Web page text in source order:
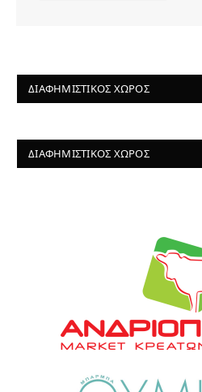
ΔΙΑΦΗΜΙΣΤΙΚΌΣ ΧΏΡΟΣ
ΔΙΑΦΗΜΙΣΤΙΚΌΣ ΧΏΡΟΣ